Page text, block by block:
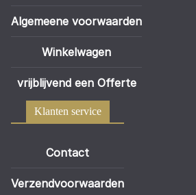
Algemeene voorwaarden
Winkelwagen
vrijblijvend een Offerte
Klanten service
Contact
Verzendvoorwaarden